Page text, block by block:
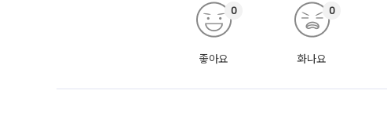
좋아요
0
화나요
0